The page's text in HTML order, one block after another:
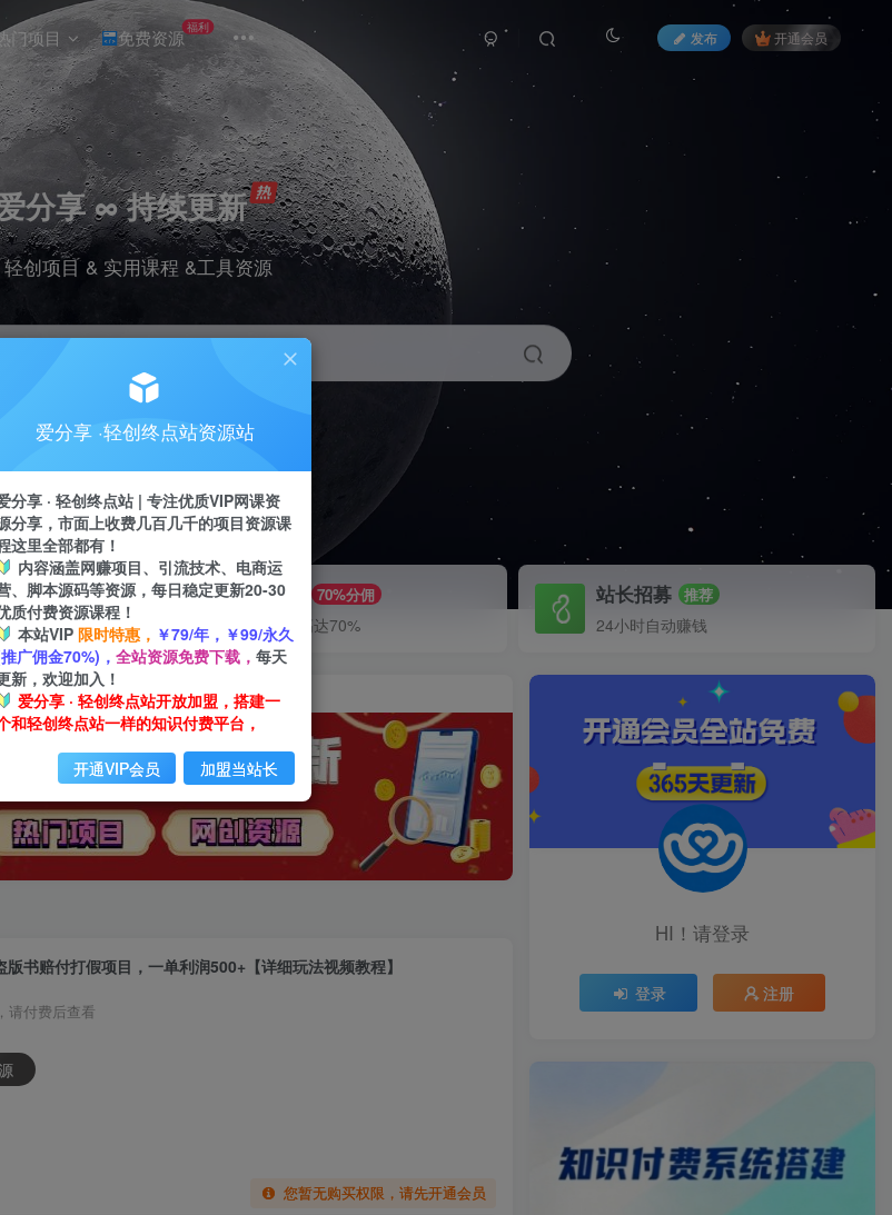
门项目 免费资源福利
发布 开通会员
分享 ∞ 持续更新
轻创项目 & 实用课程 &工具资源
挂机 抖音 小红书 快手
推广赚钱 70%分佣
推广返佣高达70%
站长招募 推荐
24小时自动赚钱
版书赔付打假项目，一单利润500+【详细玩法视频教程】
请付费后查看
您暂无购买权限，请先开通会员
HI！请登录
登录 注册
爱分享 ·轻创终点站资源站
分享 · 轻创终点站 | 专注优质VIP网课资
分享，市面上收费几百几千的项目资源课
这里全部都有！
内容涵盖网赚项目、引流技术、电商运
、脚本源码等资源，每日稳定更新20-30
质付费资源课程！
本站VIP 限时特惠， ￥79/年，￥99/永久
广佣金70%)， 全站资源免费下载， 每天
新，欢迎加入！
爱分享 · 轻创终点站开放加盟，搭建一
和轻创终点站一样的知识付费平台，
开通VIP会员 加盟当站长